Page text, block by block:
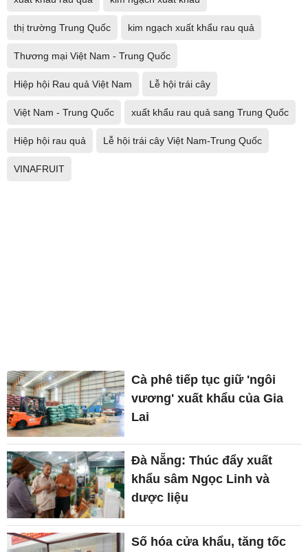
thị trường Trung Quốc kim ngạch xuất khẩu rau quả
Thương mại Việt Nam - Trung Quốc
Hiệp hội Rau quả Việt Nam Lễ hội trái cây
Việt Nam - Trung Quốc xuất khẩu rau quả sang Trung Quốc
Hiệp hội rau quả Lễ hội trái cây Việt Nam-Trung Quốc
VINAFRUIT
Cà phê tiếp tục giữ 'ngôi
vương' xuất khẩu của Gia
Lai
Đà Nẵng: Thúc đẩy xuất
khẩu sâm Ngọc Linh và
dược liệu
Số hóa cửa khẩu, tăng tốc